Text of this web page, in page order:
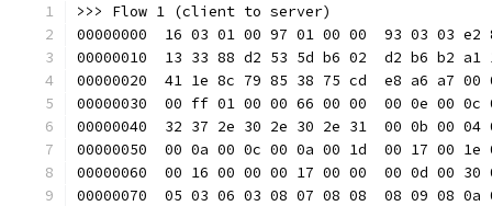
>>> Flow 1 (client to server)
00000000  16 03 01 00 97 01 00 00  93 03
00000010  13 33 88 d2 53 5d b6 02  d2 b6
00000020  41 1e 8c 79 85 38 75 cd  e8 a6
00000030  00 ff 01 00 00 66 00 00  00 0e
00000040  32 37 2e 30 2e 30 2e 31  00 0b
00000050  00 0a 00 0c 00 0a 00 1d  00 17
00000060  00 16 00 00 00 17 00 00  00 0d
00000070  05 03 06 03 08 07 08 08  08 09